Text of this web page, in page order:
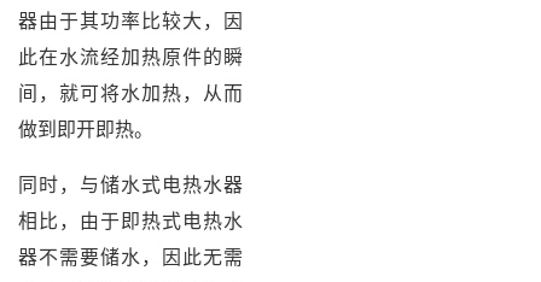
器由于其功率比较大，因
此在水流经加热原件的瞬
间，就可将水加热，从而
做到即开即热。
同时，与储水式电热水器
相比，由于即热式电热水
器不需要储水，因此无需